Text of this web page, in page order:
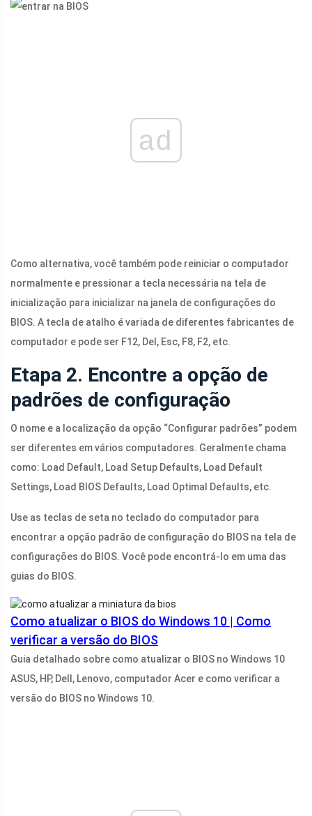
ad
Como alternativa, você também pode reiniciar o computador
normalmente e pressionar a tecla necessária na tela de
inicialização para inicializar na janela de configurações do
BIOS. A tecla de atalho é variada de diferentes fabricantes de
computador e pode ser F12, Del, Esc, F8, F2, etc.
Etapa 2. Encontre a opção de
padrões de configuração
O nome e a localização da opção “Configurar padrões” podem
ser diferentes em vários computadores. Geralmente chama
como: Load Default, Load Setup Defaults, Load Default
Settings, Load BIOS Defaults, Load Optimal Defaults, etc.
Use as teclas de seta no teclado do computador para
encontrar a opção padrão de configuração do BIOS na tela de
configurações do BIOS. Você pode encontrá-lo em uma das
guias do BIOS.
Como atualizar o BIOS do Windows 10 | Como
verificar a versão do BIOS
Guia detalhado sobre como atualizar o BIOS no Windows 10
ASUS, HP, Dell, Lenovo, computador Acer e como verificar a
versão do BIOS no Windows 10.